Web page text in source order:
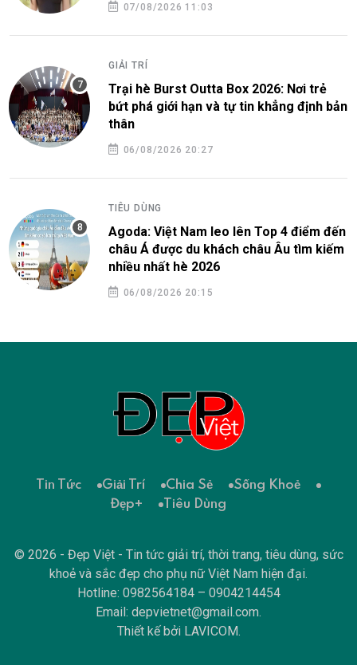
07/08/2026 11:03
GIẢI TRÍ
Trại hè Burst Outta Box 2026: Nơi trẻ
bứt phá giới hạn và tự tin khẳng định bản
thân
06/08/2026 20:27
TIÊU DÙNG
Agoda: Việt Nam leo lên Top 4 điểm đến
châu Á được du khách châu Âu tìm kiếm
nhiều nhất hè 2026
06/08/2026 20:15
Tin Tức Giải Trí Chia Sẻ
Sống Khoẻ
Đẹp+
Tiêu Dùng
© 2026 - Đẹp Việt - Tin tức giải trí, thời trang, tiêu dùng, sức
khoẻ và sắc đẹp cho phụ nữ Việt Nam hiện đại.
Hotline: 0982564184 – 0904214454
Email: depvietnet@gmail.com.
Thiết kế bởi LAVICOM.